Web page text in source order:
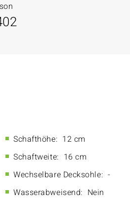
Schafthöhe: 12 cm
Schaftweite: 16 cm
Wechselbare Decksohle: -
Wasserabweisend: Nein